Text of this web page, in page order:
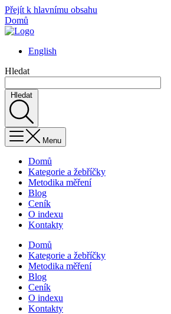
Přejít k hlavnímu obsahu
Domů
English
Hledat
Hledat
Menu
Domů
Kategorie a žebříčky
Metodika měření
Blog
Ceník
O indexu
Kontakty
Domů
Kategorie a žebříčky
Metodika měření
Blog
Ceník
O indexu
Kontakty